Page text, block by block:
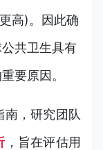
高)。因此确
共卫生具有
要原因。
南，研究团队
，旨在评估用